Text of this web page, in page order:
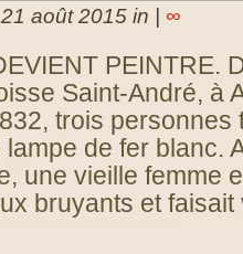
août 2015 in | ∞
PEINTRE.
Saint-André, à
trois personnes
lampe de fer blanc.
une vieille femme
bruyants et faisait